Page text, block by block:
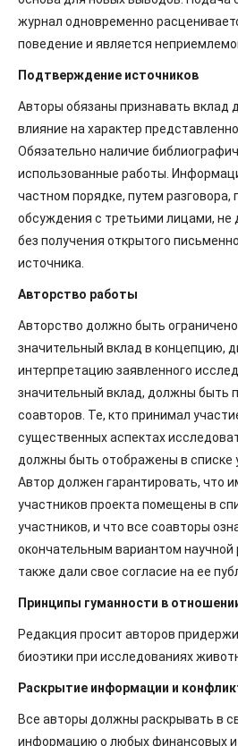
журнал одновременно
поведение и является
Подтверждение источников
Авторы обязаны признавать вклад
влияние на характер
Обязательно наличие
использованные работы.
частном порядке, путем разговора,
обсуждения с третьими лицами, не
без получения открытого
источника.
Авторство работы
Авторство должно быть
значительный вклад в концепцию,
интерпретацию заявленного
значительный вклад, должны быть
соавторов. Те, кто принимал
существенных аспектах
должны быть отображены в списке
Автор должен гарантировать, что
участников проекта помещены в
участников, и что все соавторы
окончательным вариантом научной
также дали свое согласие на ее
Принципы гуманности в
Редакция просит авторов
биоэтики при исследованиях
Раскрытие информации и
Все авторы должны раскрывать в
информацию о любых финансовых и